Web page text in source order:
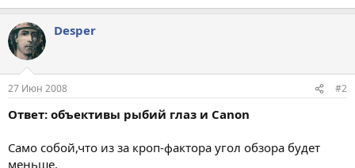
Desper
27 Июн 2008 #2
Ответ: объективы рыбий глаз и Canon
Само собой,что из за кроп-фактора угол обзора будет
меньше.